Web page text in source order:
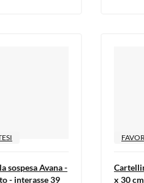
sospesa Avana -
- interasse 39
x 30
bisogno di essere autenticato per